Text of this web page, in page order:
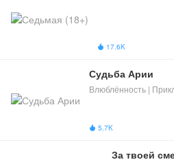
 17.6K
Судьба Арии
Влюблённость |
 5.7K
За твоей